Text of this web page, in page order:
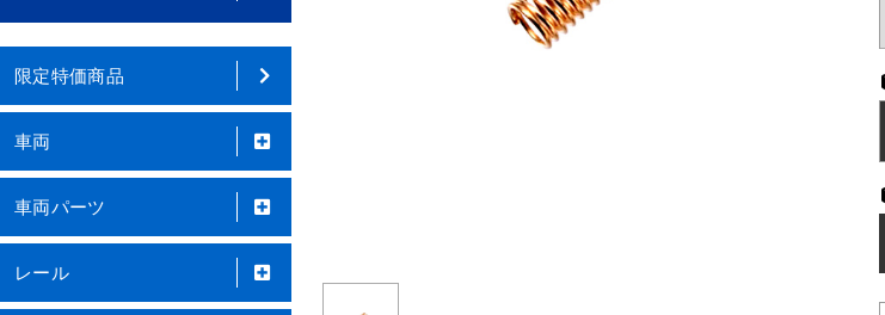
限定特価商品
車両
車両パーツ
レール